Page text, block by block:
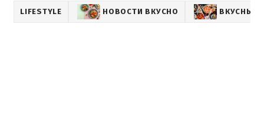
LIFESTYLE НОВОСТИ ВКУСНО ВКУСНЫЕ